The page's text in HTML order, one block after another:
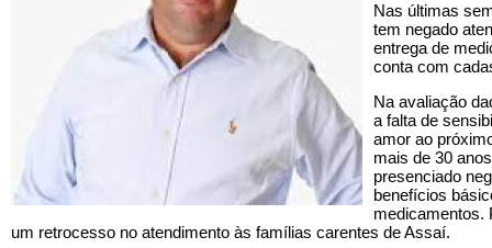
Nas últimas
tem negado
entrega de
conta com
Na avaliação
a falta de
amor ao
mais de 30
presenciado
benefícios
medicamentos.
um retrocesso no atendimento às famílias carentes de Assaí.